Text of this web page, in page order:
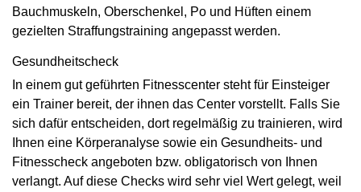
Bauchmuskeln, Oberschenkel, Po und Hüften einem
gezielten Straffungstraining angepasst werden.
Gesundheitscheck
In einem gut geführten Fitnesscenter steht für Einsteiger
ein Trainer bereit, der ihnen das Center vorstellt. Falls Sie
sich dafür entscheiden, dort regelmäßig zu trainieren, wird
Ihnen eine Körperanalyse sowie ein Gesundheits- und
Fitnesscheck angeboten bzw. obligatorisch von Ihnen
verlangt. Auf diese Checks wird sehr viel Wert gelegt, weil